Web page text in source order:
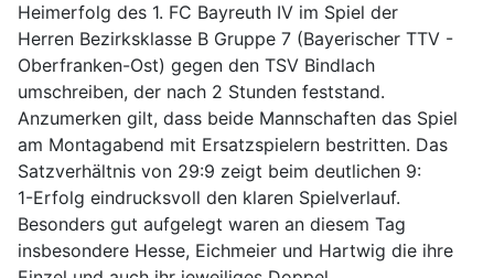
Heimerfolg des 1. FC Bayreuth IV im Spiel der
Herren Bezirksklasse B Gruppe 7 (Bayerischer TTV -
Oberfranken-Ost) gegen den TSV Bindlach
umschreiben, der nach 2 Stunden feststand.
Anzumerken gilt, dass beide Mannschaften das Spiel
am Montagabend mit Ersatzspielern bestritten. Das
Satzverhältnis von 29:9 zeigt beim deutlichen 9:
1-Erfolg eindrucksvoll den klaren Spielverlauf.
Besonders gut aufgelegt waren an diesem Tag
insbesondere Hesse, Eichmeier und Hartwig die ihre